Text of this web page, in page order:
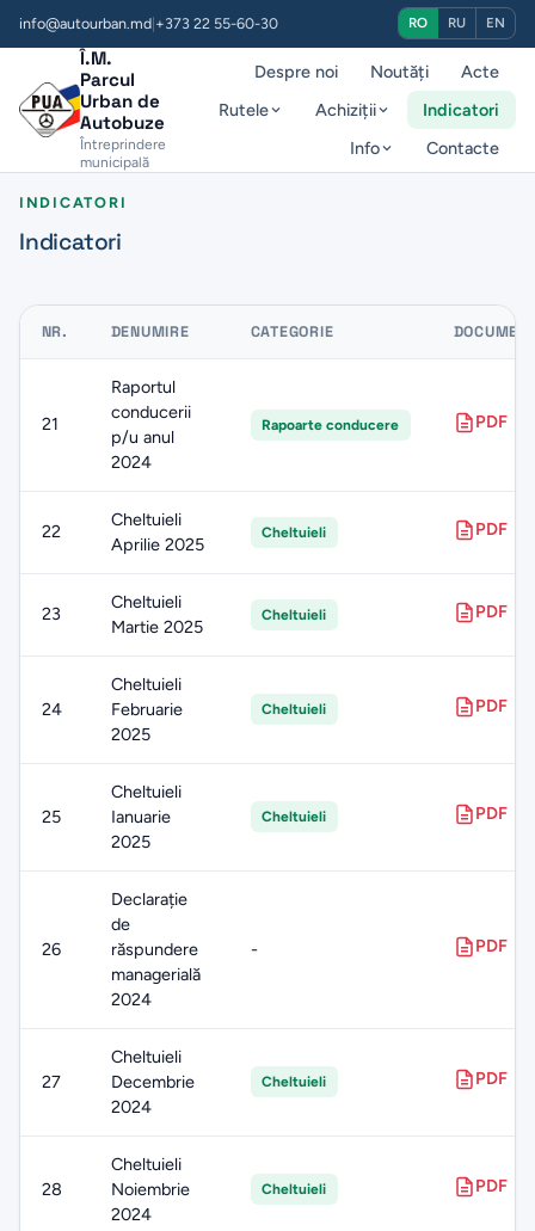
info@autourban.md +373 22 55-60-30 RO RU EN
Î.M.
Parcul
Urban de
Autobuze
Întreprindere
municipală
Despre noi Noutăți
Acte
Rutele
Achiziții
Indicatori
Info
Contacte
INDICATORI
Indicatori
NR. DENUMIRE CATEGORIE
21
Raportul
conducerii
p/u anul
2024
Rapoarte conducere PDF
22
Cheltuieli
Aprilie 2025
Cheltuieli PDF
23
Cheltuieli
Martie 2025
Cheltuieli PDF
24
Cheltuieli
Februarie
2025
Cheltuieli PDF
25
Cheltuieli
Ianuarie
2025
Cheltuieli PDF
26
Declarație
de
răspundere
managerială
2024
- PDF
27
Cheltuieli
Decembrie
2024
Cheltuieli PDF
28
Cheltuieli
Noiembrie
2024
Cheltuieli PDF